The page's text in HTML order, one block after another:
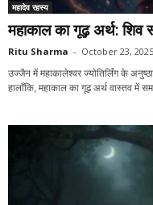
महादेव रहस्य
महाकाल का गूढ़ अर्थ:
Ritu Sharma - October 23,
उज्जैन में महाकालेश्वर ज्योतिर्लिंग के
हालाँकि, महाकाल का गूढ़ अर्थ वास्तव में